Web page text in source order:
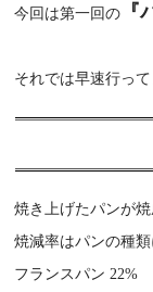
今回は第一回の 『
それでは早速行って
焼き上げたパンが
焼減率はパンの種
フランスパン 22%